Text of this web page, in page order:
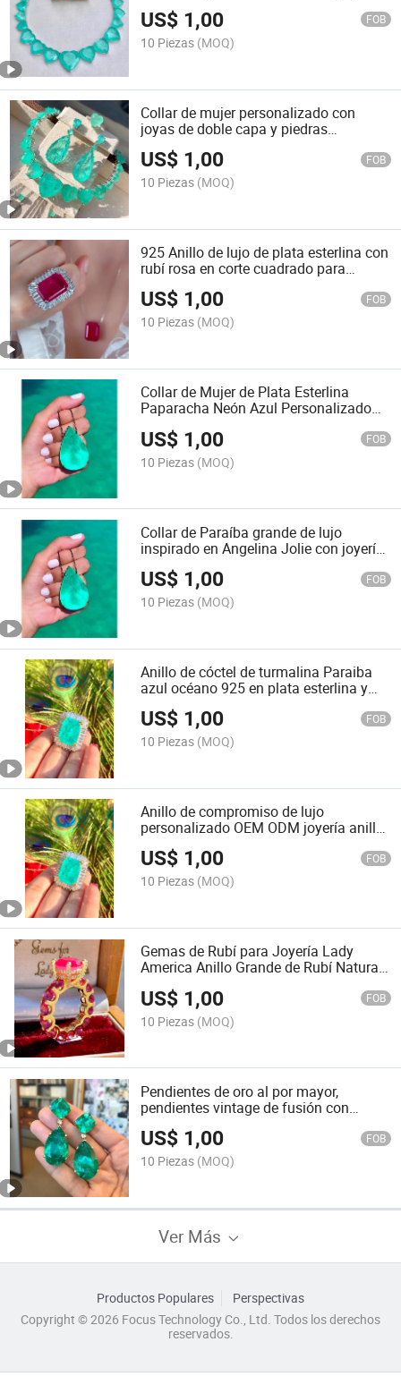
US$ 1,00 FOB
10 Piezas (MOQ)
Collar de mujer personalizado con
joyas de doble capa y piedras
preciosas, joyería de lujo
US$ 1,00 FOB
10 Piezas (MOQ)
925 Anillo de lujo de plata esterlina con
rubí rosa en corte cuadrado para
mujeres bonitas
US$ 1,00 FOB
10 Piezas (MOQ)
Collar de Mujer de Plata Esterlina
Paparacha Neón Azul Personalizado
US$ 1,00 FOB
10 Piezas (MOQ)
Collar de Paraíba grande de lujo
inspirado en Angelina Jolie con joyería
de esmeralda
US$ 1,00 FOB
10 Piezas (MOQ)
Anillo de cóctel de turmalina Paraiba
azul océano 925 en plata esterlina y
US$ 1,00 FOB
10 Piezas (MOQ)
Anillo de compromiso de lujo
personalizado OEM ODM joyería anillo
de moda azul neón
US$ 1,00 FOB
10 Piezas (MOQ)
Gemas de Rubí para Joyería Lady
America Anillo Grande de Rubí Natural
US$ 1,00 FOB
10 Piezas (MOQ)
Pendientes de oro al por mayor,
pendientes vintage de fusión con
cristal Paraiba
US$ 1,00 FOB
10 Piezas (MOQ)
Ver Más
Productos Populares
Perspectivas
Copyright © 2026 Focus Technology Co., Ltd. Todos los derechos
reservados.